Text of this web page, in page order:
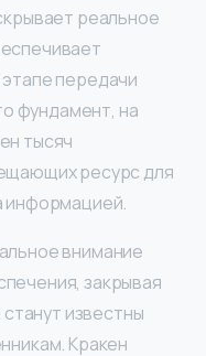
реальное
передачи
фундамент, на
тысяч
ресурс для
информацией.
внимание
закрывая
известны
Кракен